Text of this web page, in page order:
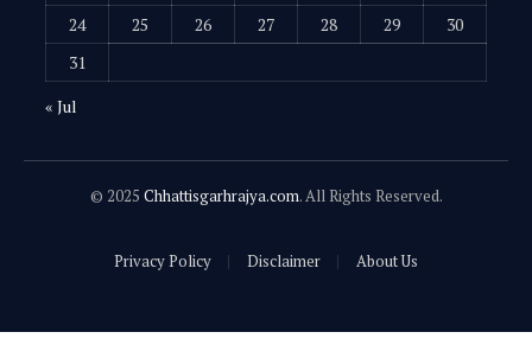
24
25 26 27 28 29
30
31
« Jul
© 2025 Chhattisgarhrajya.com. All Rights Reserved.
Privacy Policy Disclaimer About Us